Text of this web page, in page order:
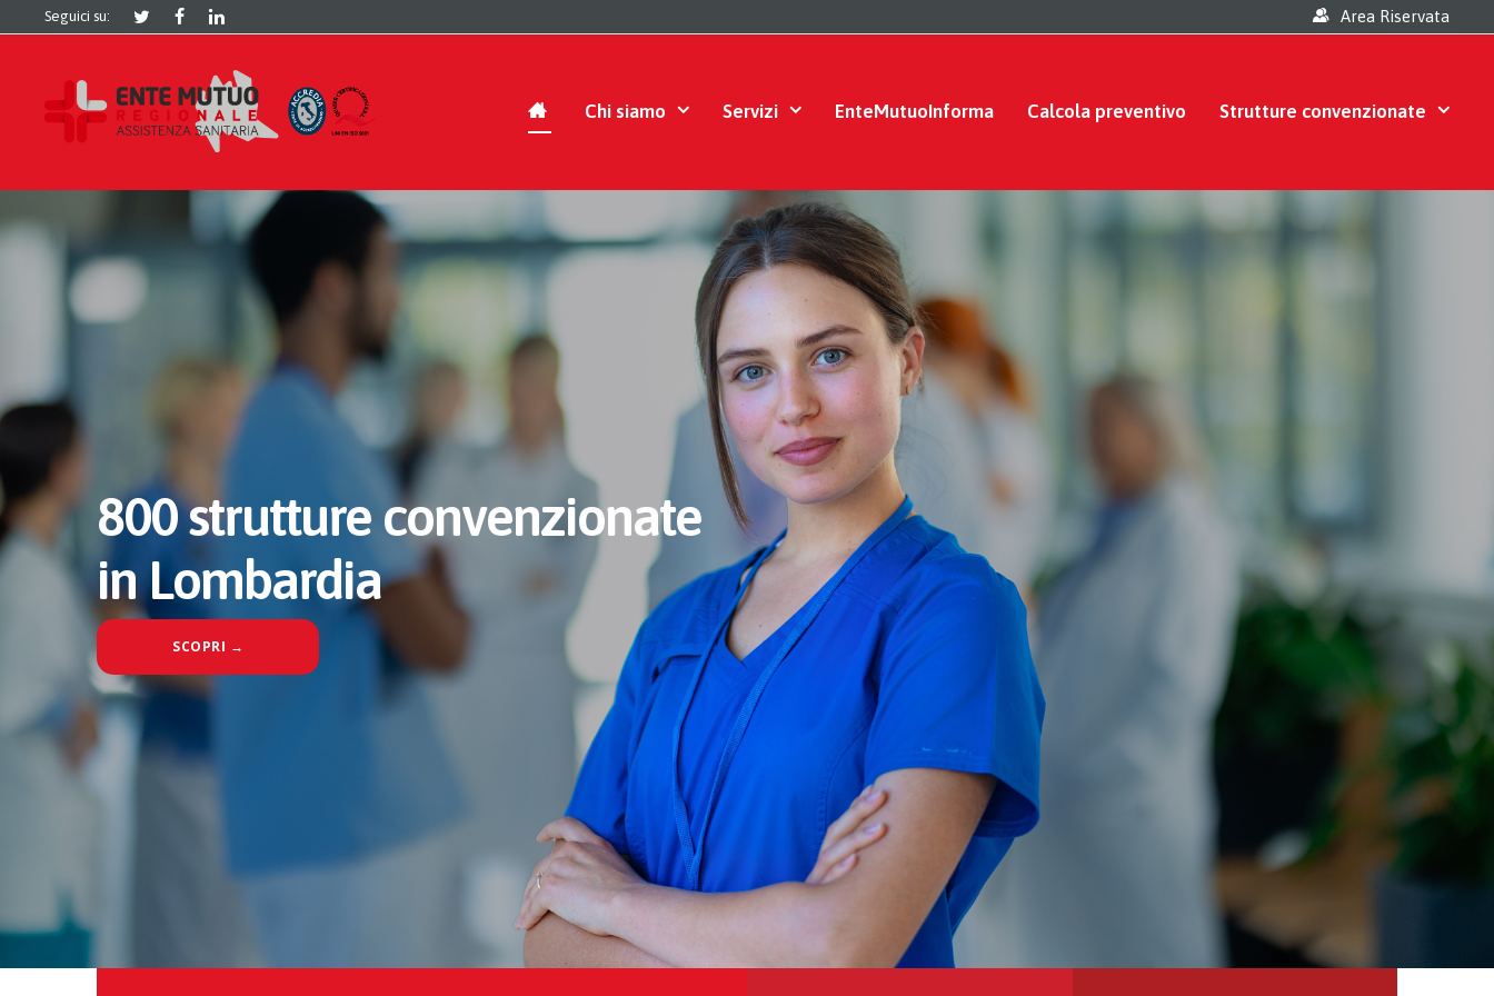
Seguici su: Area Riservata
Chi siamo Servizi EnteMutuoInforma Calcola preventivo Strutture convenzionate